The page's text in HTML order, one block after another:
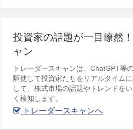
投資家の話題が一目瞭然
ャン
トレーダースキャンは、ChatGPT等
駆使して投資家たちをリアルタイム
して、株式市場の話題やトレンドを
く検知します。
トレーダースキャンへ